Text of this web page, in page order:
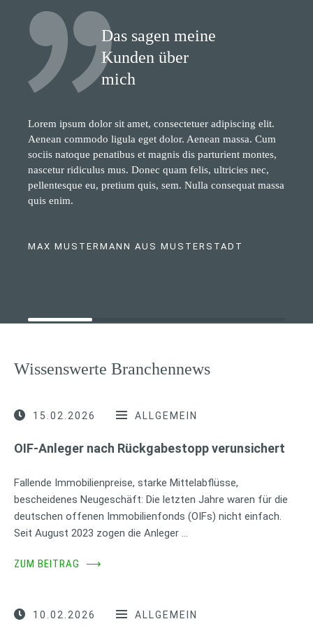
Das sagen meine
Kunden über
mich
Lorem ipsum dolor sit amet, consectetuer adipiscing elit.
Aenean commodo ligula eget dolor. Aenean massa. Cum
sociis natoque penatibus et magnis dis parturient montes,
nascetur ridiculus mus. Donec quam felis, ultricies nec,
pellentesque eu, pretium quis, sem. Nulla consequat massa
quis enim.
MAX MUSTERMANN AUS MUSTERSTADT
Wissenswerte Branchennews
15.02.2026 ALLGEMEIN
OIF-Anleger nach Rückgabestopp verunsichert
Fallende Immobilienpreise, starke Mittelabflüsse,
bescheidenes Neugeschäft: Die letzten Jahre waren für die
deutschen offenen Immobilienfonds (OIFs) nicht einfach.
Seit August 2023 zogen die Anleger …
ZUM BEITRAG ⟶
10.02.2026 ALLGEMEIN